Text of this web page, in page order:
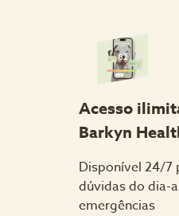
Acesso
Barkyn
Disponível 24/7
dúvidas do dia-
emergências